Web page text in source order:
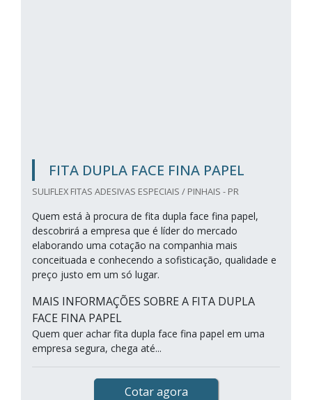
FITA DUPLA FACE FINA PAPEL
SULIFLEX FITAS ADESIVAS ESPECIAIS / PINHAIS - PR
Quem está à procura de fita dupla face fina papel,
descobrirá a empresa que é líder do mercado
elaborando uma cotação na companhia mais
conceituada e conhecendo a sofisticação, qualidade e
preço justo em um só lugar.
MAIS INFORMAÇÕES SOBRE A FITA DUPLA
FACE FINA PAPEL
Quem quer achar fita dupla face fina papel em uma
empresa segura, chega até...
Cotar agora